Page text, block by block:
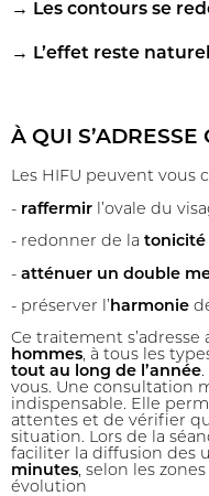
→ Les contours se
→ L’effet reste
À QUI S’ADRESSE
Les HIFU peuvent vous
- raffermir l’ovale du
- redonner de la tonicité
- atténuer un double
- préserver l’ harmonie
Ce traitement s’adresse
hommes, à tous les
tout au long de l’année
vous. Une consultation
indispensable. Elle
attentes et de vérifier
situation. Lors de la
faciliter la diffusion des
minutes, selon les
évolution